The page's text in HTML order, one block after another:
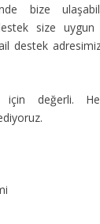
bize
size uygun
destek
için değerli.